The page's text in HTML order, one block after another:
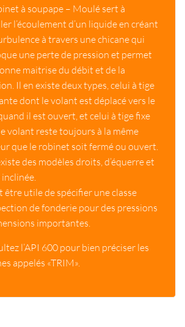
à soupape – Moulé sert à
l’écoulement d’un liquide en créant
à travers une chicane qui
une perte de pression et permet
maitrise du débit et de la
Il en existe deux types, celui à tige
dont le volant est déplacé vers le
il est ouvert, et celui à tige fixe
volant reste toujours à la même
que le robinet soit fermé ou ouvert.
des modèles droits, d’équerre et
être utile de spécifier une classe
de fonderie pour des pressions
importantes.
l’API 600 pour bien préciser les
appelés «TRIM».